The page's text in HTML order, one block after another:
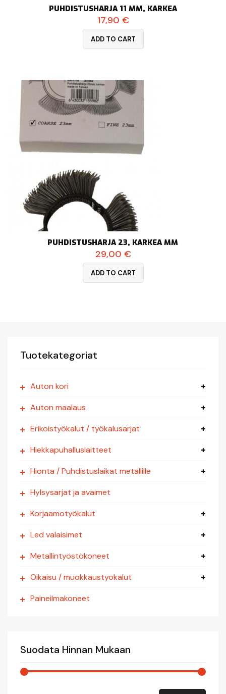
PUHDISTUSHARJA 11 MM, KARKEA
17,90 €
ADD TO CART
PUHDISTUSHARJA 23, KARKEA MM
29,00 €
ADD TO CART
Tuotekategoriat
Auton kori
Auton maalaus
Erikoistyökalut / työkalusarjat
Hiekkapuhalluslaitteet
Hionta / Puhdistuslaikat metallille
Hylsysarjat ja avaimet
Korjaamotyökalut
Led valaisimet
Metallintyöstökoneet
Oikaisu / muokkaustyökalut
Paineilmakoneet
Suodata Hinnan Mukaan
8,90€